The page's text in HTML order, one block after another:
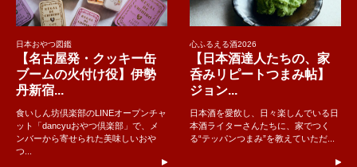
日本おやつ図鑑
【名古屋発・クッキー缶
ブームの火付け役】伊勢
丹新宿...
食いしん坊倶楽部のLINEオープンチャ
ット「dancyuおやつ倶楽部」で、メ
ンバーから寄せられた美味しいおや
つ...
心ふるえる酒2026
【日本酒達人たちの、家
呑みリピートつまみ帖】
ジョン...
日本酒を愛飲し、日々楽しんでいる日
本酒ライターさんたちに、家でつく
る“テッパンつまみ”を教えていただ...